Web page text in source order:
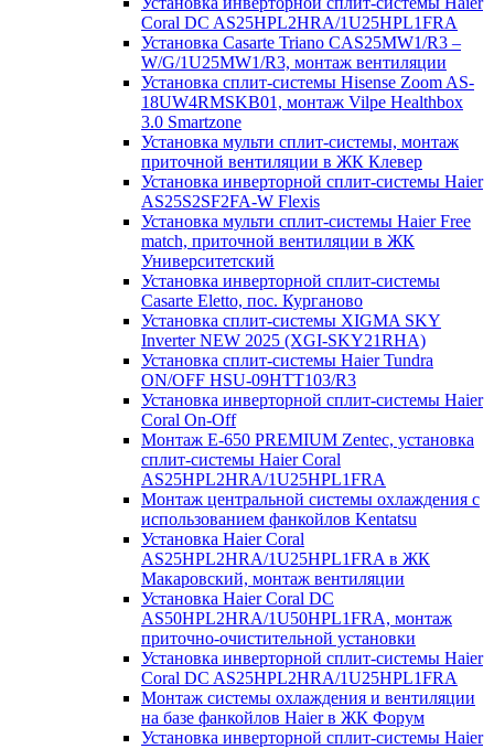
Coral DC AS25HPL2HRA/1U25HPL1FRA
Установка Casarte Triano CAS25MW1/R3 –
W/G/1U25MW1/R3, монтаж вентиляции
Установка сплит-системы Hisense Zoom AS-
18UW4RMSKB01, монтаж Vilpe Healthbox
3.0 Smartzone
Установка мульти сплит-системы, монтаж
приточной вентиляции в ЖК Клевер
Установка инверторной сплит-системы Haier
AS25S2SF2FA-W Flexis
Установка мульти сплит-системы Haier Free
match, приточной вентиляции в ЖК
Университетский
Установка инверторной сплит-системы
Casarte Eletto, пос. Курганово
Установка сплит-системы XIGMA SKY
Inverter NEW 2025 (XGI-SKY21RHA)
Установка сплит-системы Haier Tundra
ON/OFF HSU-09HTT103/R3
Установка инверторной сплит-системы Haier
Coral On-Off
Монтаж E-650 PREMIUM Zentec, установка
сплит-системы Haier Coral
AS25HPL2HRA/1U25HPL1FRA
Монтаж центральной системы охлаждения с
использованием фанкойлов Kentatsu
Установка Haier Coral
AS25HPL2HRA/1U25HPL1FRA в ЖК
Макаровский, монтаж вентиляции
Установка Haier Coral DC
AS50HPL2HRA/1U50HPL1FRA, монтаж
приточно-очистительной установки
Установка инверторной сплит-системы Haier
Coral DC AS25HPL2HRA/1U25HPL1FRA
Монтаж системы охлаждения и вентиляции
на базе фанкойлов Haier в ЖК Форум
Установка инверторной сплит-системы Haier